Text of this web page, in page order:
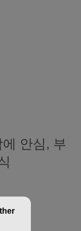
안심, 부